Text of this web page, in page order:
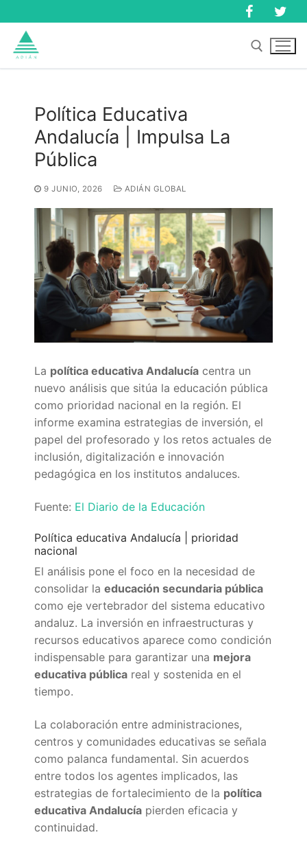
al
contenido
Buscar:
Inicio
Quiénes somos
Adián Almería
Adián Cádiz
Adián Córdoba
Adián Granada
Adián Málaga
Adián Sevilla
Noticias
Enlaces
Consejería de Educación
FEDADi
Aula Virtual de Formación del Profesorado
Portal AVERROES
Portal SÉNECA
Portal IEDA
Contacto
Hazte Socio
Política Educativa
Andalucía | Impulsa La
Pública
9 JUNIO, 2026 ADIÁN GLOBAL
La política educativa Andalucía centra un
nuevo análisis que sitúa la educación pública
como prioridad nacional en la región. El
informe examina estrategias de inversión, el
papel del profesorado y los retos actuales de
inclusión, digitalización e innovación
pedagógica en los institutos andaluces.
Fuente: El Diario de la Educación
Política educativa Andalucía | prioridad
nacional
El análisis pone el foco en la necesidad de
consolidar la educación secundaria pública
como eje vertebrador del sistema educativo
andaluz. La inversión en infraestructuras y
recursos educativos aparece como condición
indispensable para garantizar una mejora
educativa pública real y sostenida en el
tiempo.
La colaboración entre administraciones,
centros y comunidades educativas se señala
como palanca fundamental. Sin acuerdos
entre todos los agentes implicados, las
estrategias de fortalecimiento de la política
educativa Andalucía pierden eficacia y
continuidad.